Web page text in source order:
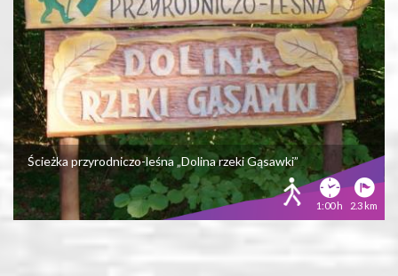
Ścieżka przyrodniczo-leśna „Dolina rzeki Gąsawki”
1:00 h 2.3 km